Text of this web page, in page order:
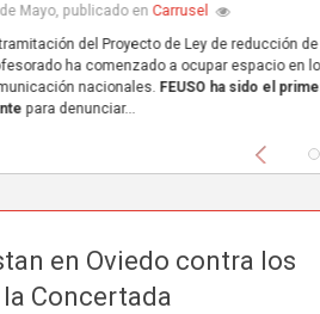
Carrusel
de Ley de reducción de la jornada lectiva
a ocupar espacio en los principales
FEUSO ha sido el primer sindicato en dar
en Oviedo contra los
Concertada